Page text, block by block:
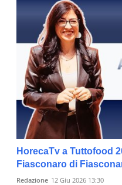
HorecaTv a Tuttofood
Fiasconaro di
Redazione 12 Giu 2026 13:30